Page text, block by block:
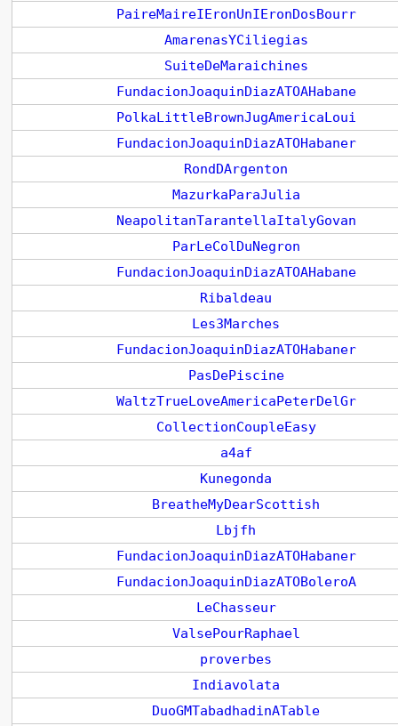
PaireMaireIEronUnIEronDosBourr
AmarenasYCiliegias
SuiteDeMaraichines
FundacionJoaquinDiazATOAHabane
PolkaLittleBrownJugAmericaLoui
FundacionJoaquinDiazATOHabaner
RondDArgenton
MazurkaParaJulia
NeapolitanTarantellaItalyGovan
ParLeColDuNegron
FundacionJoaquinDiazATOAHabane
Ribaldeau
Les3Marches
FundacionJoaquinDiazATOHabaner
PasDePiscine
WaltzTrueLoveAmericaPeterDelGr
CollectionCoupleEasy
a4af
Kunegonda
BreatheMyDearScottish
Lbjfh
FundacionJoaquinDiazATOHabaner
FundacionJoaquinDiazATOBoleroA
LeChasseur
ValsePourRaphael
proverbes
Indiavolata
DuoGMTabadhadinATable